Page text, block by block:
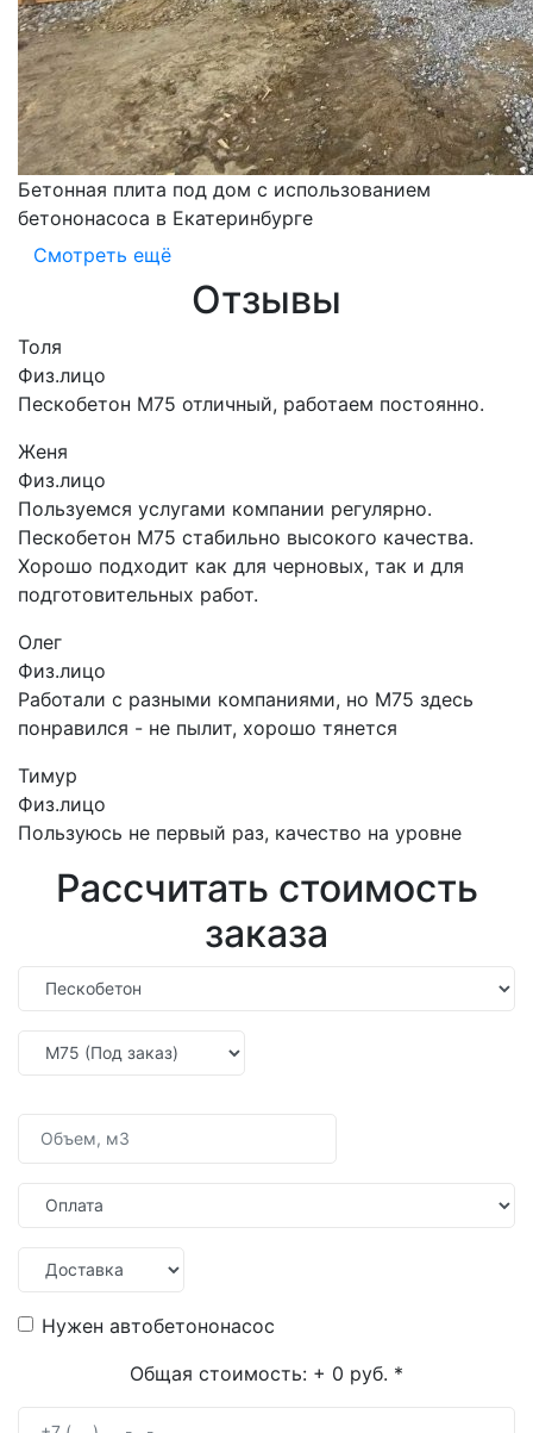
Бетонная плита под дом с использованием
бетононасоса в Екатеринбурге
Смотреть ещё
Отзывы
Толя
Физ.лицо
Пескобетон М75 отличный, работаем постоянно.
Женя
Физ.лицо
Пользуемся услугами компании регулярно.
Пескобетон М75 стабильно высокого качества.
Хорошо подходит как для черновых, так и для
подготовительных работ.
Олег
Физ.лицо
Работали с разными компаниями, но М75 здесь
понравился - не пылит, хорошо тянется
Тимур
Физ.лицо
Пользуюсь не первый раз, качество на уровне
Рассчитать стоимость
заказа
Нужен автобетононасос
Общая стоимость: + 0 руб. *